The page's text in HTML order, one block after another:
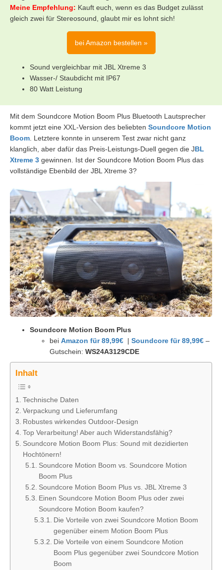
Meine Empfehlung: Kauft euch, wenn es das Budget zulässt
gleich zwei für Stereosound, glaubt mir es lohnt sich!
bei Amazon bestellen »
Sound vergleichbar mit JBL Xtreme 3
Wasser-/ Staubdicht mit IP67
80 Watt Leistung
Mit dem Soundcore Motion Boom Plus Bluetooth Lautsprecher
kommt jetzt eine XXL-Version des beliebten Soundcore Motion
Boom . Letztere konnte in unserem Test zwar nicht ganz
klanglich, aber dafür das Preis-Leistungs-Duell gegen die JBL
Xtreme 3 gewinnen. Ist der Soundcore Motion Boom Plus das
vollständige Ebenbild der JBL Xtreme 3?
Soundcore Motion Boom Plus
bei Amazon für 89,99€ | Soundcore für 89,99€ –
Gutschein: WS24A3129CDE
Inhalt
Technische Daten
Verpackung und Lieferumfang
Robustes wirkendes Outdoor-Design
Top Verarbeitung! Aber auch Widerstandsfähig?
Soundcore Motion Boom Plus: Sound mit dezidierten
Hochtönern!
Soundcore Motion Boom vs. Soundcore Motion
Boom Plus
Soundcore Motion Boom Plus vs. JBL Xtreme 3
Einen Soundcore Motion Boom Plus oder zwei
Soundcore Motion Boom kaufen?
Die Vorteile von zwei Soundcore Motion Boom
gegenüber einem Motion Boom Plus
Die Vorteile von einem Soundcore Motion
Boom Plus gegenüber zwei Soundcore Motion
Boom